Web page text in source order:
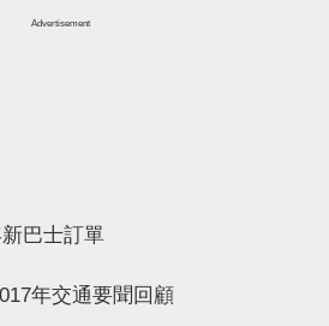
Advertisement
巴士訂單
年交通要聞回顧